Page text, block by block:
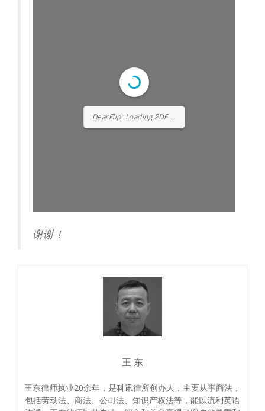
DearFlip: Loading PDF ...
谢谢！
王 东
王东律师执业20余年，是科讯律所创办人，主要从事商法，
包括劳动法、商法、公司法、知识产权法等，能以流利英语